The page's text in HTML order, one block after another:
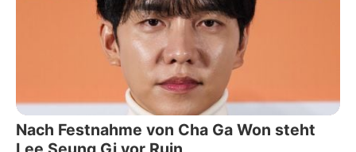
Nach Festnahme von Cha Ga Won steht